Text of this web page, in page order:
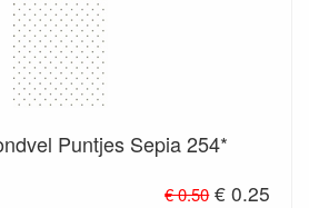
Puntjes Sepia 254*
€ 0.50 € 0.25